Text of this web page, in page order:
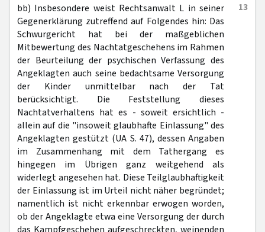
13
bb) Insbesondere weist Rechtsanwalt L in seiner
Gegenerklärung zutreffend auf Folgendes hin: Das
Schwurgericht hat bei der maßgeblichen
Mitbewertung des Nachtatgeschehens im Rahmen
der Beurteilung der psychischen Verfassung des
Angeklagten auch seine bedachtsame Versorgung
der Kinder unmittelbar nach der Tat
berücksichtigt. Die Feststellung dieses
Nachtatverhaltens hat es - soweit ersichtlich -
allein auf die "insoweit glaubhafte Einlassung" des
Angeklagten gestützt (UA S. 47), dessen Angaben
im Zusammenhang mit dem Tathergang es
hingegen im Übrigen ganz weitgehend als
widerlegt angesehen hat. Diese Teilglaubhaftigkeit
der Einlassung ist im Urteil nicht näher begründet;
namentlich ist nicht erkennbar erwogen worden,
ob der Angeklagte etwa eine Versorgung der durch